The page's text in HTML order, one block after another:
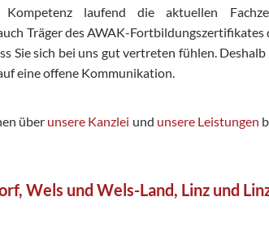
laufend die aktuellen
Träger des AWAK-
Sie sich bei uns gut vertreten fühlen.
eine offene Kommunikation.
über unsere Kanzlei und unsere Leistungen
Wels und Wels-Land, Linz und